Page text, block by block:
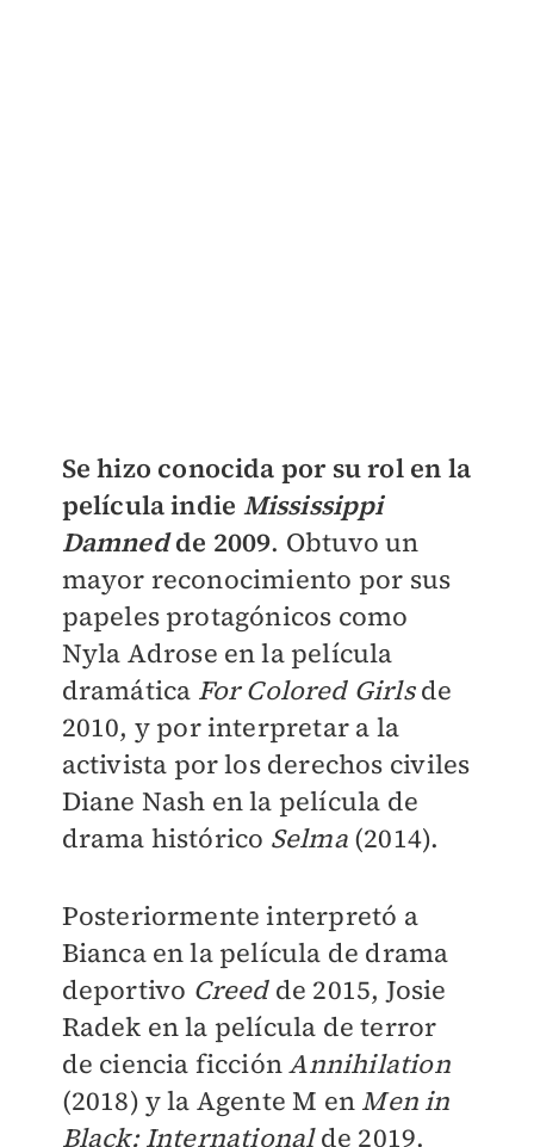
Se hizo conocida por su rol en la
película indie Mississippi
Damnedde 2009. Obtuvo un
mayor reconocimiento por sus
papeles protagónicos como
Nyla Adrose en la película
dramática For Colored Girlsde
2010, y por interpretar a la
activista por los derechos civiles
Diane Nash en la película de
drama histórico Selma (2014).
Posteriormente interpretó a
Bianca en la película de drama
deportivo Creed de 2015, Josie
Radek en la película de terror
de ciencia ficciónAnnihilation
(2018) y la Agente M en Men in
Black: Internationalde 2019.